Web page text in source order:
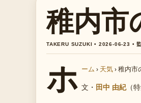
稚内市
TAKERU SUZUKI • 2026-06-23 •
ホ ーム › 天気›稚内市
文・ 田中 由紀（特